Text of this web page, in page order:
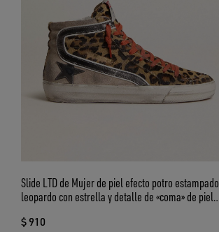
Slide LTD de Mujer de piel efecto potro estampado
leopardo con estrella y detalle de «coma» de piel
$ 910